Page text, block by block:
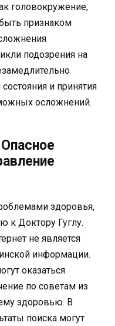
головокружение,
признаком
подозрения на
и принятия
осложнений.
здоровья,
к Доктору Гуглу.
не является
информации.
оказаться
по советам из
здоровью. В
поиска могут